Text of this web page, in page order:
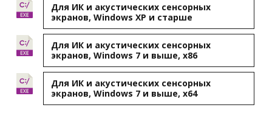
Для ИК и акустических сенсорных
экранов, Windows XP и старше
Для ИК и акустических сенсорных
экранов, Windows 7 и выше, x86
Для ИК и акустических сенсорных
экранов, Windows 7 и выше, x64